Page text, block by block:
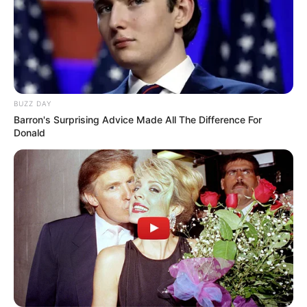
Ambyar! 10 Kalimat Baper
Pakai Bahasa Jawa Ini Bikin
Galau Abis
Fail! 10 Potret Makanan Gagal
Dimasak yang Bikin Kamu
Nggak Selera
BUZZ DAY
Barron's Surprising Advice Made All The Difference For
Donald